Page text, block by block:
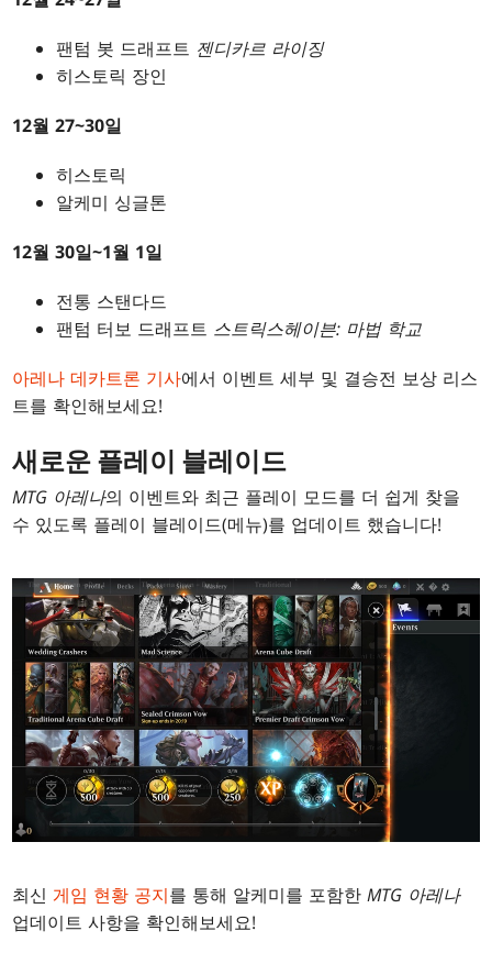
팬텀 봇 드래프트 젠디카르 라이징
히스토릭 장인
12월 27~30일
히스토릭
알케미 싱글톤
12월 30일~1월 1일
전통 스탠다드
팬텀 터보 드래프트 스트릭스헤이븐: 마법 학교
아레나 데카트론 기사에서 이벤트 세부 및 결승전 보상 리스
트를 확인해보세요!
새로운 플레이 블레이드
MTG 아레나의 이벤트와 최근 플레이 모드를 더 쉽게 찾을
수 있도록 플레이 블레이드(메뉴)를 업데이트 했습니다!
최신게임 현황 공지를 통해 알케미를 포함한MTG 아레나
업데이트 사항을 확인해보세요!